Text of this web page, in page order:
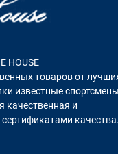
HOUSE
товаров от
известные спортсмены
качественная и
качества.